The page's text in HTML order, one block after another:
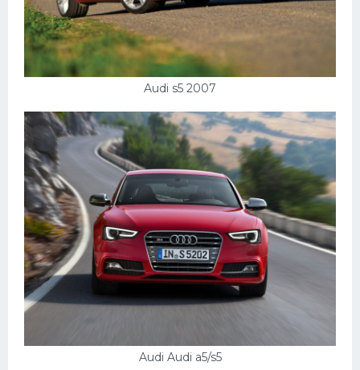
Audi s5 2007
Audi Audi a5/s5